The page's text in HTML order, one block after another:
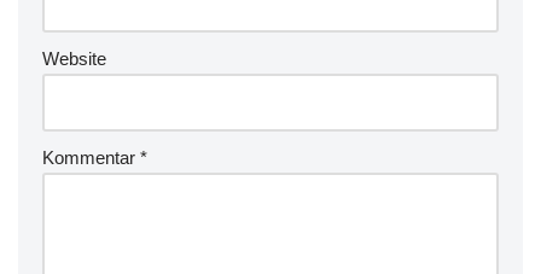
Website
Kommentar *